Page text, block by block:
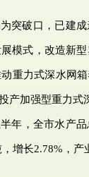
突破口，已建
模式，改造新
重力式深水网
产加强型重力
年，全市水产
增长2.78%，产